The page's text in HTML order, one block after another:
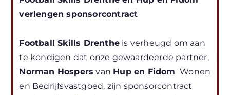
verlengen sponsorcontract
Football Skills Drenthe is verheugd om aan
te kondigen dat onze gewaardeerde partner,
Norman Hospers van Hup en Fidom Wonen
en Bedrijfsvastgoed, zijn sponsorcontract